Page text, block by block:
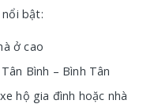
bật:
ở cao
Bình – Bình Tân
hộ gia đình hoặc nhà